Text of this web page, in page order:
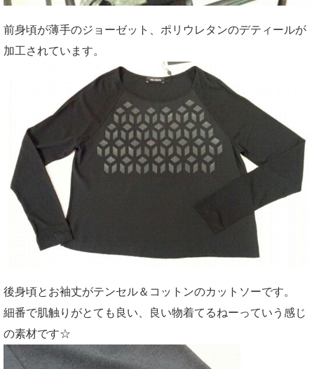
前身頃が薄手のジョーゼット、ポリウレタンのデティールが
加工されています。
後身頃とお袖丈がテンセル＆コットンのカットソーです。
細番で肌触りがとても良い、良い物着てるねーっていう感じ
の素材です☆